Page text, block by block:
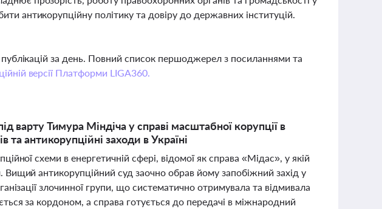
антикорупційну політику та довіру до державних інституцій.
за день. Повний список першоджерел з посиланнями та
версії Платформи LIGA360.
варту Тимура Міндіча у справі масштабної корупції в
та антикорупційні заходи в Україні
схеми в енергетичній сфері, відомої як справа «Мідас», у якій
антикорупційний суд заочно обрав йому запобіжний захід у
злочинної групи, що систематично отримувала та відмивала
за кордоном, а справа готується до передачі в міжнародний